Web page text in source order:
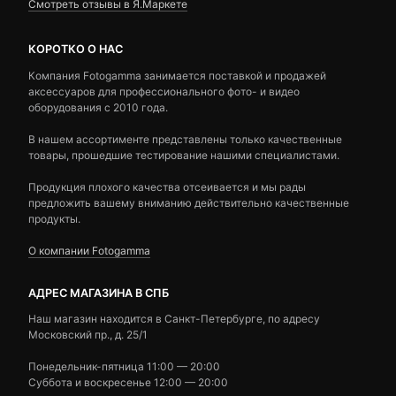
Смотреть отзывы в Я.Маркете
КОРОТКО О НАС
Компания Fotogamma занимается поставкой и продажей
аксессуаров для профессионального фото- и видео
оборудования с 2010 года.
В нашем ассортименте представлены только качественные
товары, прошедшие тестирование нашими специалистами.
Продукция плохого качества отсеивается и мы рады
предложить вашему вниманию действительно качественные
продукты.
О компании Fotogamma
АДРЕС МАГАЗИНА В СПБ
Наш магазин находится в Санкт-Петербурге, по адресу
Московский пр., д. 25/1
Понедельник-пятница 11:00 — 20:00
Суббота и воскресенье 12:00 — 20:00